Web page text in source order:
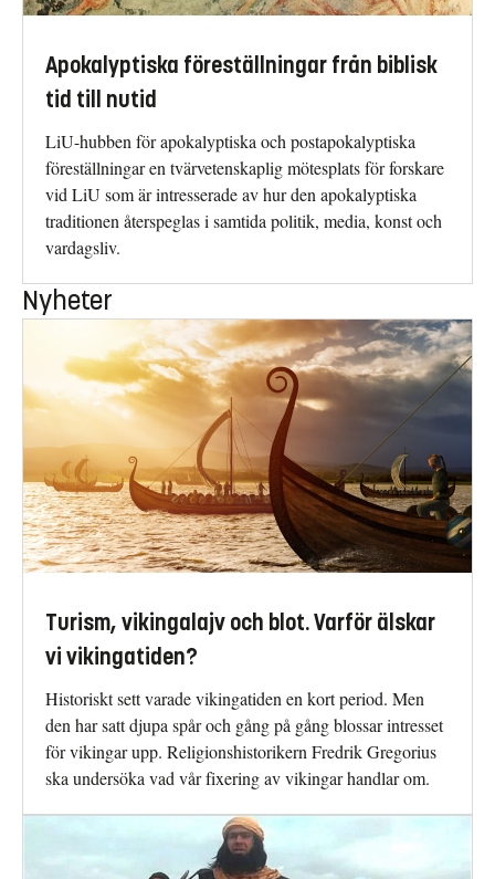
Apokalyptiska föreställningar från biblisk
tid till nutid
LiU-hubben för apokalyptiska och postapokalyptiska
föreställningar en tvärvetenskaplig mötesplats för forskare
vid LiU som är intresserade av hur den apokalyptiska
traditionen återspeglas i samtida politik, media, konst och
vardagsliv.
Nyheter
Turism, vikingalajv och blot. Varför älskar
vi vikingatiden?
Historiskt sett varade vikingatiden en kort period. Men
den har satt djupa spår och gång på gång blossar intresset
för vikingar upp. Religionshistorikern Fredrik Gregorius
ska undersöka vad vår fixering av vikingar handlar om.